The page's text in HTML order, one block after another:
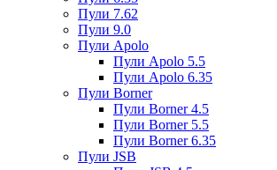
Пули 7.62
Пули 9.0
Пули Apolo
Пули Apolo 5.5
Пули Apolo 6.35
Пули Borner
Пули Borner 4.5
Пули Borner 5.5
Пули Borner 6.35
Пули JSB